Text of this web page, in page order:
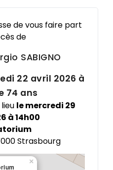
de vous faire part
de
SABIGNO
22 avril 2026 à
74 ans
le mercredi 29
à 14h00
Strasbourg
×